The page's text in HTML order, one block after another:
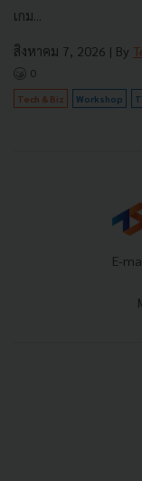
เกม...
สิงหาคม 7, 2026 | By
0
Tech & Biz Workshop
E-